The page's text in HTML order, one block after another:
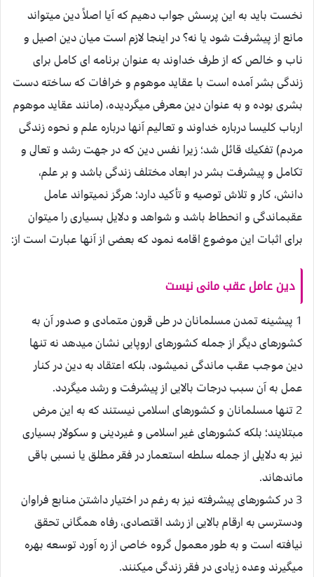
نخست بايد به اين پرسش جواب دهيم كه آيا اصلاً دين ميتواند
مانع از پيشرفت شود يا نه؟ در اينجا لازم است ميان دين اصيل و
ناب و خالص كه از طرف خداوند به عنوان برنامه اى كامل براى
زندگى بشر آمده است با عقايد موهوم و خرافات كه ساخته دست
بشرى بوده و به عنوان دين معرفى ميگرديده، (مانند عقايد موهوم
ارباب كليسا درباره خداوند و تعاليم آنها درباره علم و نحوه زندگى
مردم) تفكيك قائل شد؛ زيرا نفس دين كه در جهت رشد و تعالى و
تكامل و پيشرفت بشر در ابعاد مختلف زندگى باشد و بر علم،
دانش، كار و تلاش توصيه و تأكيد دارد؛ هرگز نميتواند عامل
عقب‏ماندگى و انحطاط باشد و شواهد و دلايل بسيارى را ميتوان
براى اثبات اين موضوع اقامه نمود كه بعضى از آنها عبارت است از:
دين عامل عقب مانى نيست
1 پيشينه تمدن مسلمانان در طى قرون متمادى و صدور آن به
كشورهاى ديگر از جمله كشورهاى اروپايى نشان ميدهد نه تنها
دين موجب عقب ماندگى نميشود، بلكه اعتقاد به دين در كنار
عمل به آن سبب درجات بالايى از پيشرفت و رشد ميگردد.
2 تنها مسلمانان و كشورهاى اسلامى نيستند كه به اين مرض
مبتلايند؛ بلكه كشورهاى غير اسلامى و غيردينى و سكولار بسيارى
نيز به دلايلى از جمله سلطه استعمار در فقر مطلق يا نسبى باقى
مانده‏اند.
3 در كشورهاى پيشرفته نيز به رغم در اختيار داشتن منابع فراوان
ودسترسى به ارقام بالايى از رشد اقتصادى، رفاه همگانى تحقق
نيافته است و به طور معمول گروه خاصى از ره آورد توسعه بهره
ميگيرند وعده زيادى در فقر زندگى ميكنند.